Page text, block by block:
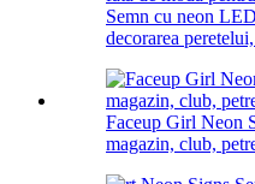
Semn cu neon
decorarea
Faceup Girl Neon
magazin, club,